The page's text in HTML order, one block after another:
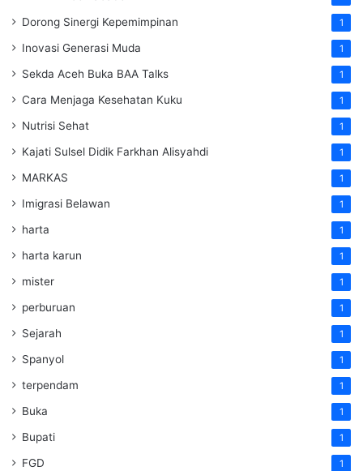
Dorong Sinergi Kepemimpinan 1
Inovasi Generasi Muda 1
Sekda Aceh Buka BAA Talks 1
Cara Menjaga Kesehatan Kuku 1
Nutrisi Sehat 1
Kajati Sulsel Didik Farkhan Alisyahdi 1
MARKAS 1
Imigrasi Belawan 1
harta 1
harta karun 1
mister 1
perburuan 1
Sejarah 1
Spanyol 1
terpendam 1
Buka 1
Bupati 1
FGD 1